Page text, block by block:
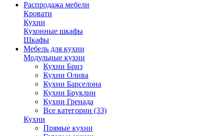
Распродажа мебели
Кровати
Кухни
Кухонные шкафы
Шкафы
Мебель для кухни
Модульные кухни
Кухни Бриз
Кухни Олива
Кухни Барселона
Кухни Бруклин
Кухни Гренада
Все категории (33)
Кухни
Прямые кухни